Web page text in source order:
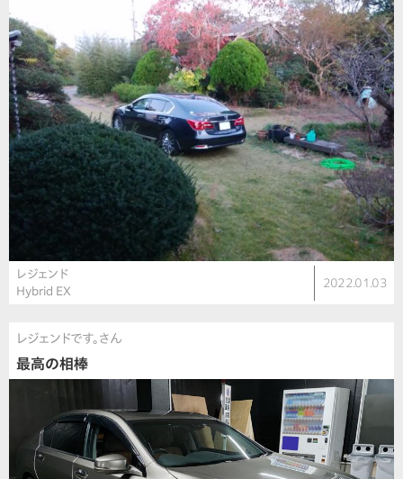
レジェンド
Hybrid EX
2022.01.03
レジェンドです。さん
最高の相棒